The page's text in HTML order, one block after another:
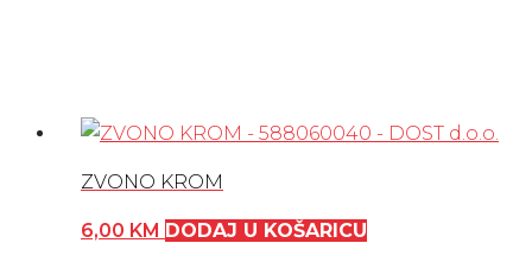
ZVONO KROM
6,00 KM DODAJ U KOŠARICU